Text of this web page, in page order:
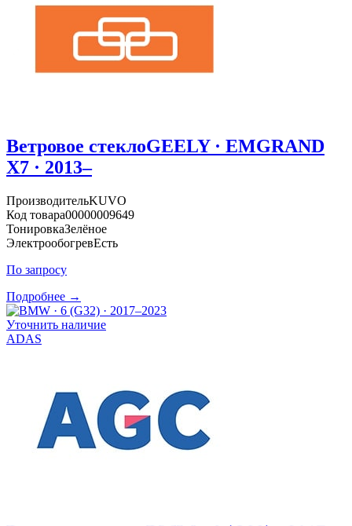
Ветровое стеклоGEELY · EMGRAND
X7 · 2013–
ПроизводительKUVO
Код товара00000009649
ТонировкаЗелёное
ЭлектрообогревЕсть
По запросу
Подробнее →
Уточнить наличие
ADAS